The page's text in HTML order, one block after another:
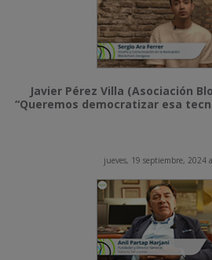
Javier Pérez Villa (Asociación
“Queremos democratizar esa
jueves, 19 septiembre, 2024